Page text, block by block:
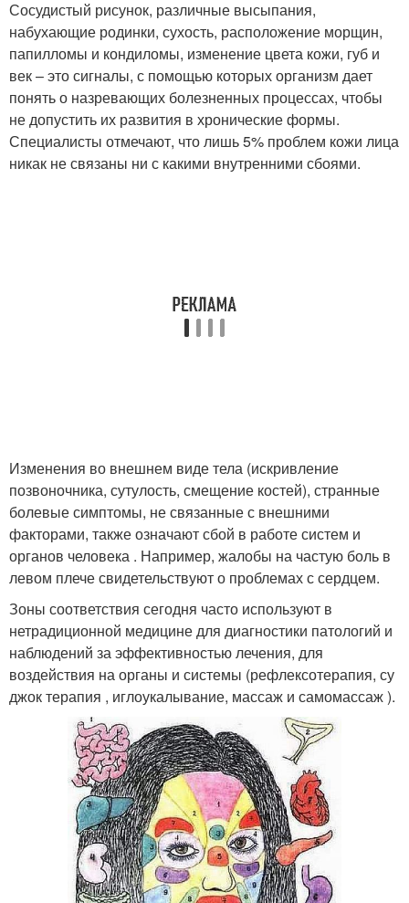
Сосудистый рисунок, различные высыпания,
набухающие родинки, сухость, расположение морщин,
папилломы и кондиломы, изменение цвета кожи, губ и
век – это сигналы, с помощью которых организм дает
понять о назревающих болезненных процессах, чтобы
не допустить их развития в хронические формы.
Специалисты отмечают, что лишь 5% проблем кожи лица
никак не связаны ни с какими внутренними сбоями.
Изменения во внешнем виде тела (искривление
позвоночника, сутулость, смещение костей), странные
болевые симптомы, не связанные с внешними
факторами, также означают сбой в работе систем и
органов человека . Например, жалобы на частую боль в
левом плече свидетельствуют о проблемах с сердцем.
Зоны соответствия сегодня часто используют в
нетрадиционной медицине для диагностики патологий и
наблюдений за эффективностью лечения, для
воздействия на органы и системы (рефлексотерапия, су
джок терапия , иглоукалывание, массаж и самомассаж ).